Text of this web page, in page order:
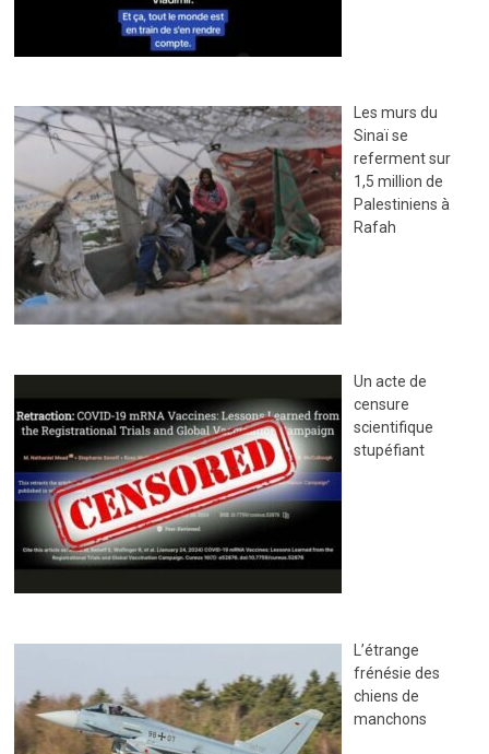
Les murs du
Sinaï se
referment sur
1,5 million de
Palestiniens à
Rafah
Un acte de
censure
scientifique
stupéfiant
L’étrange
frénésie des
chiens de
manchons